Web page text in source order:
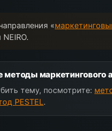
«
методы маркетингового
тему, посмотрите:
PESTEL.